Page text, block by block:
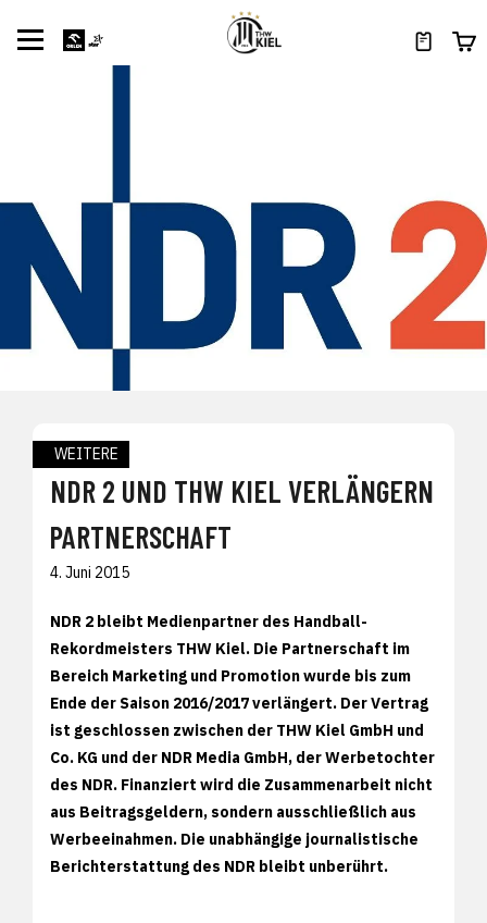
WEITERE
NDR 2 UND THW KIEL VERLÄNGERN
PARTNERSCHAFT
4. Juni 2015
NDR 2 bleibt Medienpartner des Handball-
Rekordmeisters THW Kiel. Die Partnerschaft im
Bereich Marketing und Promotion wurde bis zum
Ende der Saison 2016/2017 verlängert. Der Vertrag
ist geschlossen zwischen der THW Kiel GmbH und
Co. KG und der NDR Media GmbH, der Werbetochter
des NDR. Finanziert wird die Zusammenarbeit nicht
aus Beitragsgeldern, sondern ausschließlich aus
Werbeeinahmen. Die unabhängige journalistische
Berichterstattung des NDR bleibt unberührt.